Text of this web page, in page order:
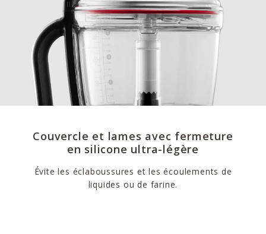
Couvercle et lames avec fermeture
en silicone ultra-légère
Évite les éclaboussures et les écoulements de
liquides ou de farine.